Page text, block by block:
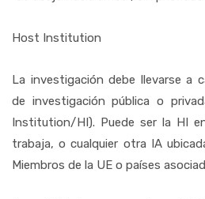
Host Institution
La investigación debe llevarse a
de investigación pública o
Institution/HI). Puede ser la HI
trabaja, o cualquier otra IA
Miembros de la UE o países